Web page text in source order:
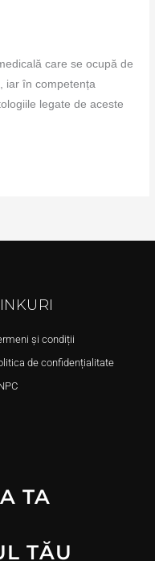
care se ocupă de
iar în competența
legate de aceste
și condiții
de confidențialitate
TA
TĂU